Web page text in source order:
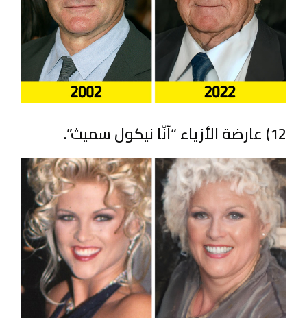
12) عارضة الأزياء “آنّا نيكول سميث”.